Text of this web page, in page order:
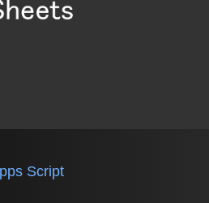
Script